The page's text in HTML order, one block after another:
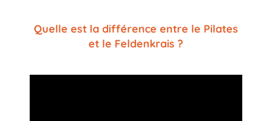
Quelle est la différence entre le Pilates
et le Feldenkrais ?